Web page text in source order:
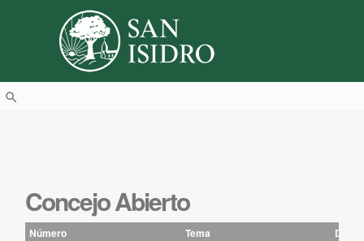
search
Concejo Abierto
Número Tema